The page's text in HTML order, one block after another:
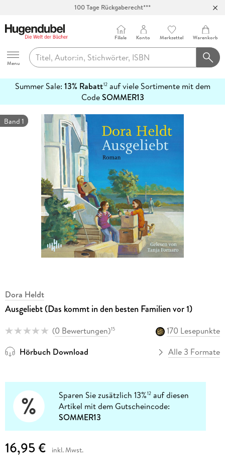
100 Tage Rückgaberecht***
Hugendubel
Menu
Filiale Konto Merkzettel Warenkorb
Summer Sale: 13% Rabatt12auf viele Sortimente mit dem
CodeSOMMER13
erfahren
Band 1
Dora Heldt
Ausgeliebt (Das kommt in den besten Familien vor 1)
(0 Bewertungen)15
170 Lesepunkte
Hörbuch Download
Alle 3 Formate
Sparen Sie zusätzlich 13%12 auf diesen
Artikel mit dem Gutscheincode:
SOMMER13
16,95 € inkl. Mwst.